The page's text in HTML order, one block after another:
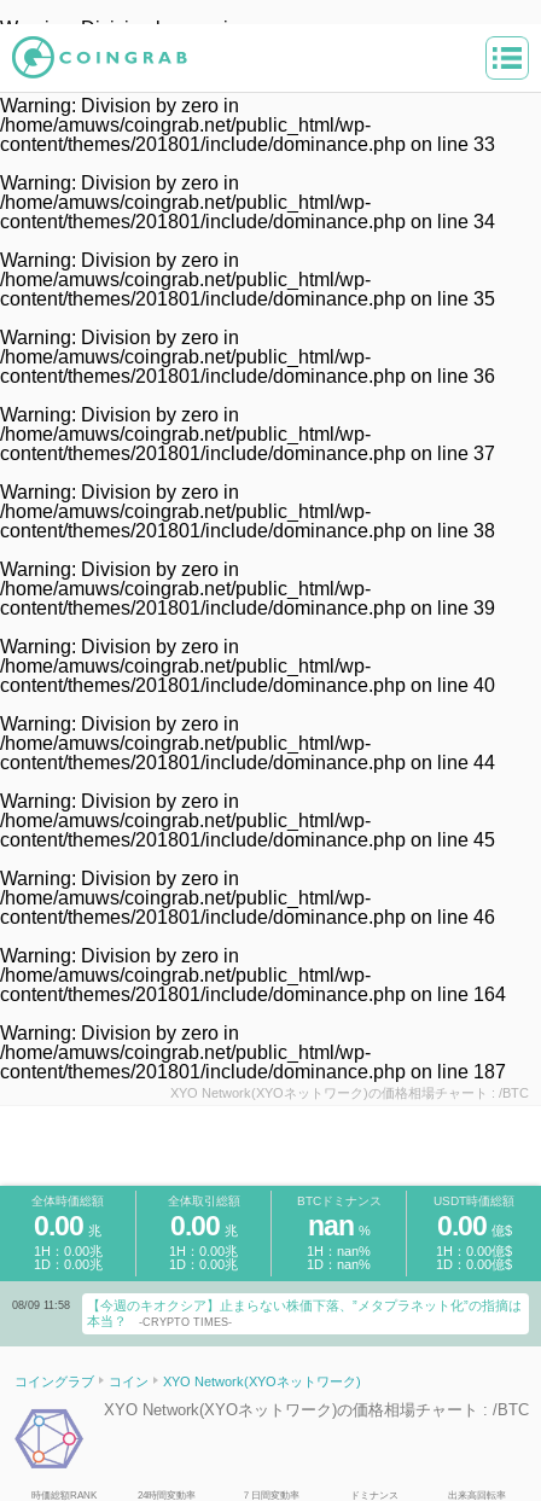
Warning
: Division by zero in
/home/amuws/coingrab.net/public_html/wp-
content/themes/201801/include/dominance.php
32
Warning: Division by zero in
/home/amuws/coingrab.net/public_html/wp-
content/themes/201801/include/dominance.php on line 33
Warning: Division by zero in
/home/amuws/coingrab.net/public_html/wp-
content/themes/201801/include/dominance.php on line 34
Warning: Division by zero in
/home/amuws/coingrab.net/public_html/wp-
content/themes/201801/include/dominance.php on line 35
Warning: Division by zero in
/home/amuws/coingrab.net/public_html/wp-
content/themes/201801/include/dominance.php on line 36
Warning: Division by zero in
/home/amuws/coingrab.net/public_html/wp-
content/themes/201801/include/dominance.php on line 37
Warning: Division by zero in
/home/amuws/coingrab.net/public_html/wp-
content/themes/201801/include/dominance.php on line 38
Warning: Division by zero in
/home/amuws/coingrab.net/public_html/wp-
content/themes/201801/include/dominance.php on line 39
Warning: Division by zero in
/home/amuws/coingrab.net/public_html/wp-
content/themes/201801/include/dominance.php on line 40
Warning: Division by zero in
/home/amuws/coingrab.net/public_html/wp-
content/themes/201801/include/dominance.php on line 44
Warning: Division by zero in
/home/amuws/coingrab.net/public_html/wp-
content/themes/201801/include/dominance.php on line 45
Warning: Division by zero in
/home/amuws/coingrab.net/public_html/wp-
content/themes/201801/include/dominance.php on line 46
Warning: Division by zero in
/home/amuws/coingrab.net/public_html/wp-
content/themes/201801/include/dominance.php on line 164
Warning: Division by zero in
/home/amuws/coingrab.net/public_html/wp-
content/themes/201801/include/dominance.php on line 187
XYO Network(XYOネットワーク)の価格相場チャート : /BTC
全体時価総額 全体取引総額 BTCドミナンス USDT時価総額
0.00 兆
1H：0.00兆
1D：0.00兆
0.00 兆
1H：0.00兆
1D：0.00兆
nan %
1H：nan%
1D：nan%
0.00 億$
1H：0.00億$
1D：0.00億$
08/09 11:58
【今週のキオクシア】止まらない株価下落、”メタプラネット化”の指摘は
本当？
-CRYPTO TIMES-
コイングラブ コイン XYO Network(XYOネットワーク)
XYO Network(XYOネットワーク)の価格相場チャート : /BTC
時価総額RANK 24時間変動率 ７日間変動率 ドミナンス 出来高回転率